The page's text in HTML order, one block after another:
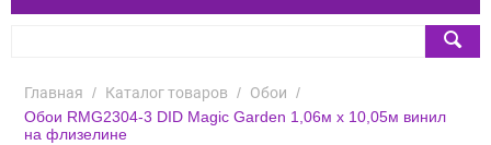
Главная / Каталог товаров / Обои /
Обои RMG2304-3 DID Magic Garden 1,06м х 10,05м винил
на флизелине